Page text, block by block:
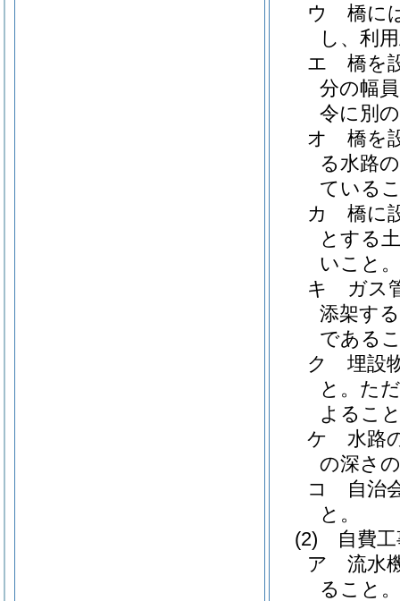
ウ
橋に
し、利
エ
橋を
分の幅
令に別
オ
橋を
る水路
ている
カ
橋に
とする
いこと。
キ
ガス
添架す
である
ク
埋設
と。 た
よるこ
ケ
水路
の深さ
コ
自治
と。
(2)
自費
ア
流水
ること。